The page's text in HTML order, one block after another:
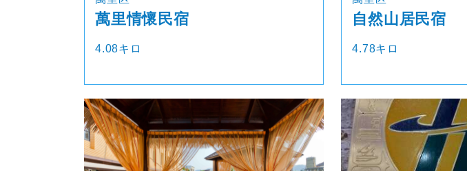
萬里情懷民宿
4.08キロ
自然山居民宿
4.78キロ